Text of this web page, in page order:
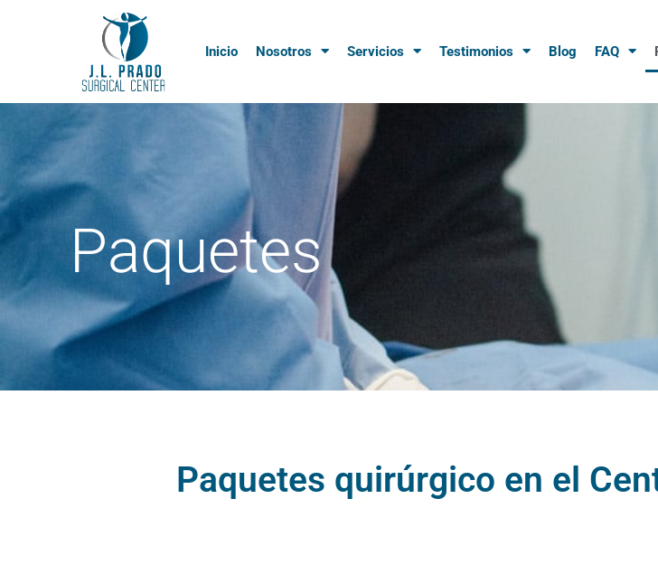
Inicio Nosotros Servicios Testimonios Blog FAQ
Paquetes
Paquetes quirúrgico en el